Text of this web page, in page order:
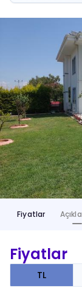
Fiyatlar
Fiyatlar
TL